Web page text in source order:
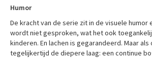
Humor
De kracht van de serie zit in de visuele humor
wordt niet gesproken, wat het ook
kinderen. En lachen is gegarandeerd. Maar als
tegelijkertijd de diepere laag: een continue